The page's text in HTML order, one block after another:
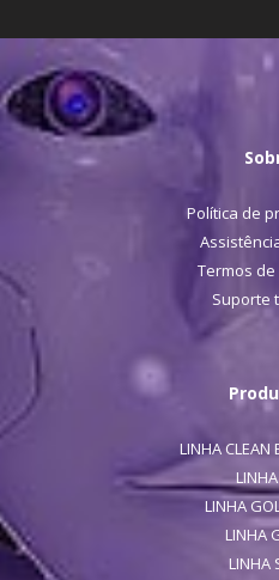
Política de
Termos
Suporte
LINHA CLEAN
LINHA
LINHA
LINHA